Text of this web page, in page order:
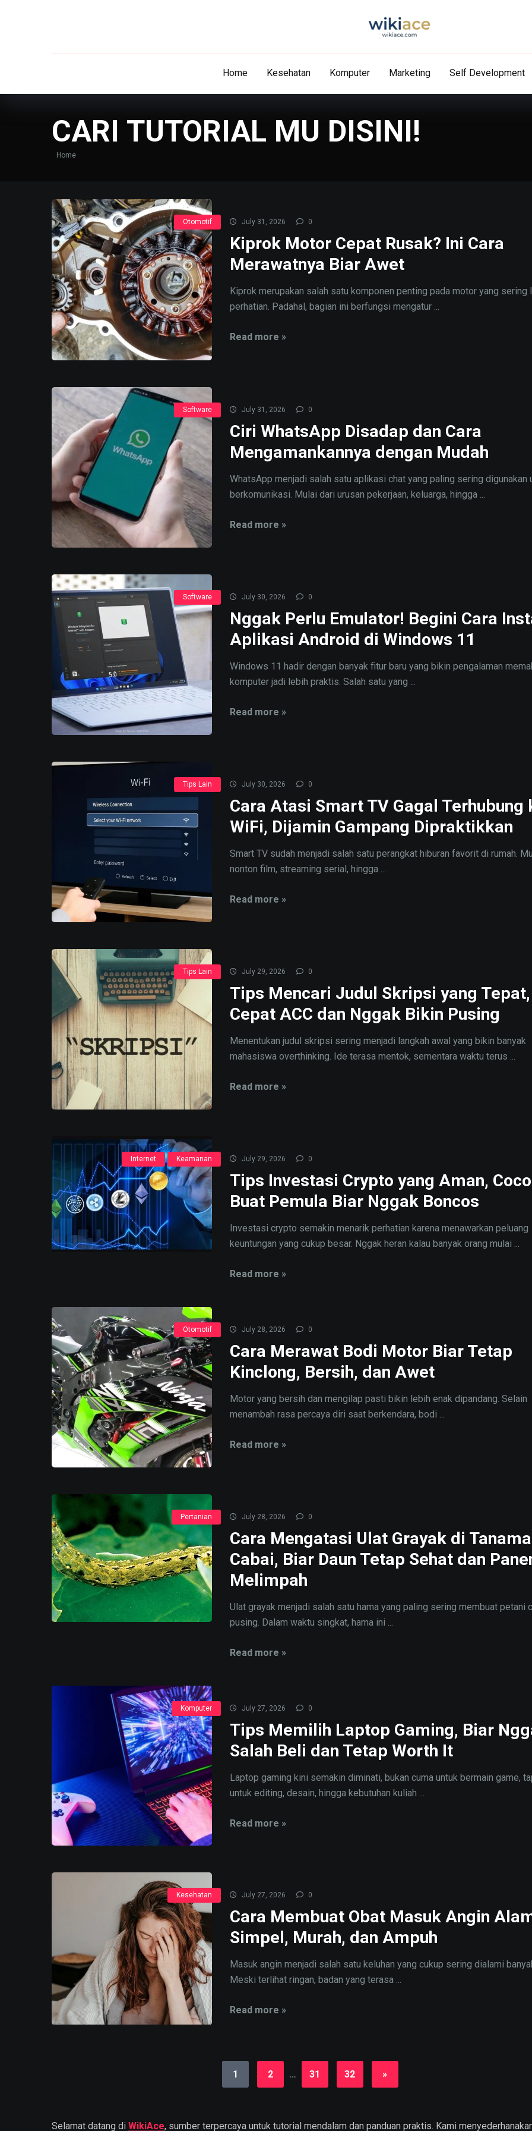
Home Kesehatan Komputer Marketing Self Development
CARI TUTORIAL MU DISINI!
Home
Otomotif July 31, 2026 0
Kiprok Motor Cepat Rusak? Ini Cara
Merawatnya Biar Awet
Kiprok merupakan salah satu komponen penting pada motor yang sering
perhatian. Padahal, bagian ini berfungsi mengatur ...
Read more »
Software July 31, 2026 0
Ciri WhatsApp Disadap dan Cara
Mengamankannya dengan Mudah
WhatsApp menjadi salah satu aplikasi chat yang paling sering digunakan
berkomunikasi. Mulai dari urusan pekerjaan, keluarga, hingga ...
Read more »
Software July 30, 2026 0
Nggak Perlu Emulator! Begini Cara
Aplikasi Android di Windows 11
Windows 11 hadir dengan banyak fitur baru yang bikin pengalaman
komputer jadi lebih praktis. Salah satu yang ...
Read more »
Tips Lain July 30, 2026 0
Cara Atasi Smart TV Gagal Terhubung
WiFi, Dijamin Gampang Dipraktikkan
Smart TV sudah menjadi salah satu perangkat hiburan favorit di rumah.
nonton film, streaming serial, hingga ...
Read more »
Tips Lain July 29, 2026 0
Tips Mencari Judul Skripsi yang
Cepat ACC dan Nggak Bikin Pusing
Menentukan judul skripsi sering menjadi langkah awal yang bikin banyak
mahasiswa overthinking. Ide terasa mentok, sementara waktu terus ...
Read more »
Internet Keamanan July 29, 2026 0
Tips Investasi Crypto yang Aman,
Buat Pemula Biar Nggak Boncos
Investasi crypto semakin menarik perhatian karena menawarkan peluang
keuntungan yang cukup besar. Nggak heran kalau banyak orang mulai ...
Read more »
Otomotif July 28, 2026 0
Cara Merawat Bodi Motor Biar Tetap
Kinclong, Bersih, dan Awet
Motor yang bersih dan mengilap pasti bikin lebih enak dipandang. Selain
menambah rasa percaya diri saat berkendara, bodi ...
Read more »
Pertanian July 28, 2026 0
Cara Mengatasi Ulat Grayak di
Cabai, Biar Daun Tetap Sehat dan
Melimpah
Ulat grayak menjadi salah satu hama yang paling sering membuat petani
pusing. Dalam waktu singkat, hama ini ...
Read more »
Komputer July 27, 2026 0
Tips Memilih Laptop Gaming, Biar
Salah Beli dan Tetap Worth It
Laptop gaming kini semakin diminati, bukan cuma untuk bermain game,
untuk editing, desain, hingga kebutuhan kuliah ...
Read more »
Kesehatan July 27, 2026 0
Cara Membuat Obat Masuk Angin
Simpel, Murah, dan Ampuh
Masuk angin menjadi salah satu keluhan yang cukup sering dialami
Meski terlihat ringan, badan yang terasa ...
Read more »
1 2 … 31 32 »
Selamat datang di WikiAce, sumber terpercaya untuk tutorial mendalam dan panduan praktis. Kami